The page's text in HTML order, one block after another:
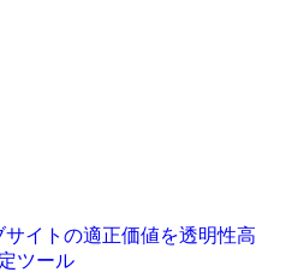
イトの適正価値を透明性高
ツール